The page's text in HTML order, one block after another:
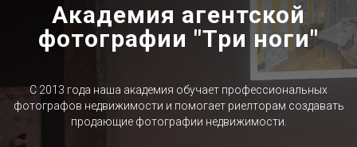
Академия агентской
фотографии "Три ноги"
С 2013 года наша академия обучает профессиональных
фотографов недвижимости и помогает риелторам создавать
продающие фотографии недвижимости.